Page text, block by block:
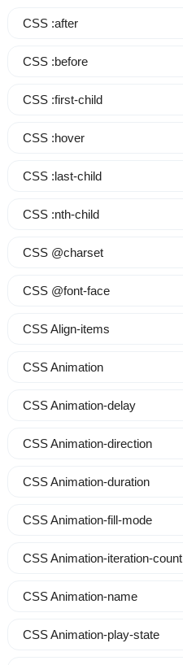
CSS :after
CSS :before
CSS :first-child
CSS :hover
CSS :last-child
CSS :nth-child
CSS @charset
CSS @font-face
CSS Align-items
CSS Animation
CSS Animation-delay
CSS Animation-direction
CSS Animation-duration
CSS Animation-fill-mode
CSS Animation-iteration-count
CSS Animation-name
CSS Animation-play-state